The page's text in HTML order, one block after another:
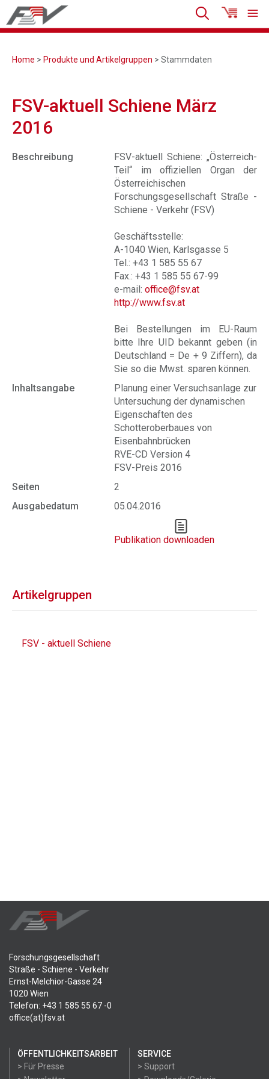
Home > Produkte und Artikelgruppen > Stammdaten
FSV-aktuell Schiene März
2016
Beschreibung
FSV-aktuell Schiene: „Österreich-
Teil“ im offiziellen Organ der
Österreichischen
Forschungsgesellschaft Straße -
Schiene - Verkehr (FSV)
Geschäftsstelle:
A-1040 Wien, Karlsgasse 5
Tel.: +43 1 585 55 67
Fax.: +43 1 585 55 67-99
e-mail: office@fsv.at
http://www.fsv.at
Bei Bestellungen im EU-Raum
bitte Ihre UID bekannt geben (in
Deutschland = De + 9 Ziffern), da
Sie so die Mwst. sparen können.
Inhaltsangabe
Planung einer Versuchsanlage zur
Untersuchung der dynamischen
Eigenschaften des
Schotteroberbaues von
Eisenbahnbrücken
RVE-CD Version 4
FSV-Preis 2016
Seiten
2
Ausgabedatum
05.04.2016
Publikation downloaden
Artikelgruppen
FSV - aktuell Schiene
Forschungsgesellschaft
Straße - Schiene - Verkehr
Ernst-Melchior-Gasse 24
1020 Wien
Telefon: +43 1 585 55 67 -0
office(at)fsv.at
ÖFFENTLICHKEITSARBEIT
> Für Presse
SERVICE
> Support